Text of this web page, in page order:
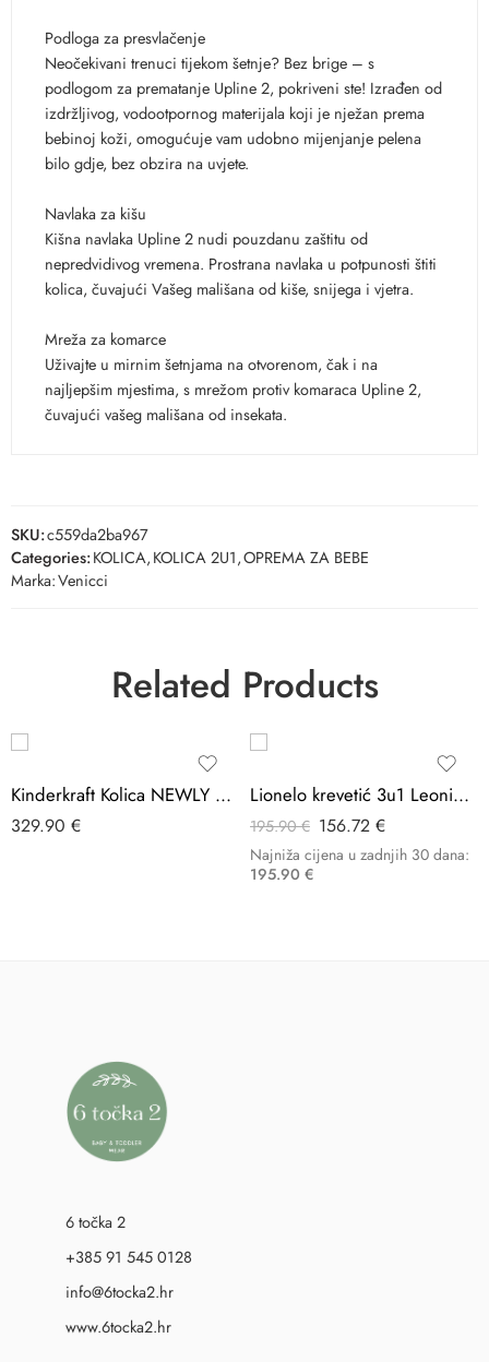
Podloga za presvlačenje
Neočekivani trenuci tijekom šetnje? Bez brige – s
podlogom za prematanje Upline 2, pokriveni ste! Izrađen od
izdržljivog, vodootpornog materijala koji je nježan prema
bebinoj koži, omogućuje vam udobno mijenjanje pelena
bilo gdje, bez obzira na uvjete.
Navlaka za kišu
Kišna navlaka Upline 2 nudi pouzdanu zaštitu od
nepredvidivog vremena. Prostrana navlaka u potpunosti štiti
kolica, čuvajući Vašeg mališana od kiše, snijega i vjetra.
Mreža za komarce
Uživajte u mirnim šetnjama na otvorenom, čak i na
najljepšim mjestima, s mrežom protiv komaraca Upline 2,
čuvajući vašeg mališana od insekata.
SKU:c559da2ba967
Categories:KOLICA,KOLICA 2U1,OPREMA ZA BEBE
Marka:Venicci
Related Products
Kinderkraft Kolica NEWLY 3u1 MINK PRO, classic black
329.90 €
Lionelo krevetić 3u1 Leonie Plus, Grey Stone
195.90€ 156.72 €
Najniža cijena u zadnjih 30 dana:
195.90 €
6 točka 2
+385 91 545 0128
info@6tocka2.hr
www.6tocka2.hr